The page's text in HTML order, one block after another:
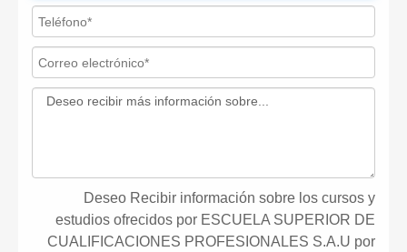
Deseo Recibir información sobre los cursos y
estudios ofrecidos por ESCUELA SUPERIOR DE
CUALIFICACIONES PROFESIONALES S.A.U por